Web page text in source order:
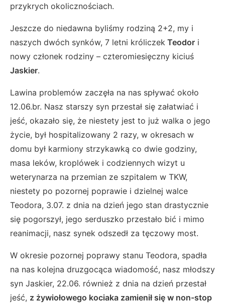
przykrych okolicznościach.
Jeszcze do niedawna byliśmy rodziną 2+2, my i
naszych dwóch synków, 7 letni króliczek Teodor i
nowy członek rodziny – czteromiesięczny kiciuś
Jaskier.
Lawina problemów zaczęła na nas spływać około
12.06.br. Nasz starszy syn przestał się załatwiać i
jeść, okazało się, że niestety jest to już walka o jego
życie, był hospitalizowany 2 razy, w okresach w
domu był karmiony strzykawką co dwie godziny,
masa leków, kroplówek i codziennych wizyt u
weterynarza na przemian ze szpitalem w TKW,
niestety po pozornej poprawie i dzielnej walce
Teodora, 3.07. z dnia na dzień jego stan drastycznie
się pogorszył, jego serduszko przestało bić i mimo
reanimacji, nasz synek odszedł za tęczowy most.
W okresie pozornej poprawy stanu Teodora, spadła
na nas kolejna druzgocąca wiadomość, nasz młodszy
syn Jaskier, 22.06. również z dnia na dzień przestał
jeść, z żywiołowego kociaka zamienił się w non-stop